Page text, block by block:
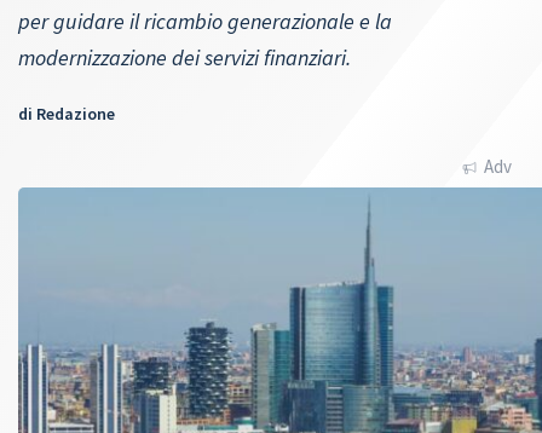
per guidare il ricambio generazionale e la
modernizzazione dei servizi finanziari.
di Redazione
Adv